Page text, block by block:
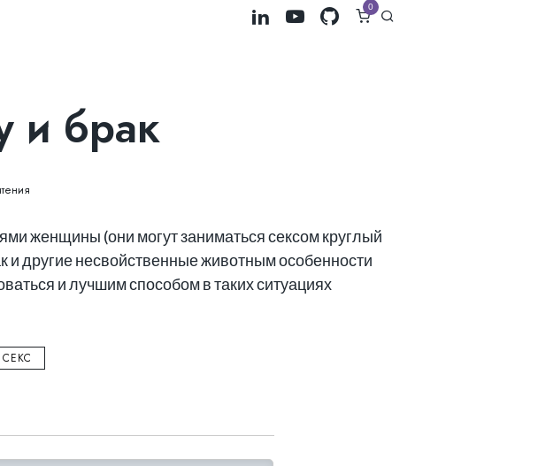
0
и брак
женщины (они могут заниматься сексом круглый
и другие несвойственные животным особенности
и лучшим способом в таких ситуациях
СЕКС